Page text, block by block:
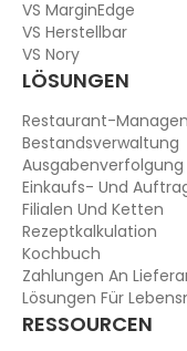
VS MarginEdge
VS Herstellbar
VS Nory
LÖSUNGEN
Restaurant-
Bestandsverwaltung
Ausgabenverfolgung
Einkaufs- Und
Filialen Und Ketten
Rezeptkalkulation
Kochbuch
Zahlungen An
Lösungen Für
RESSOURCEN